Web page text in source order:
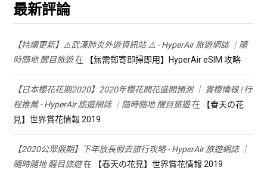
最新評論
【持續更新】⚠️武漢肺炎外遊資訊站 ⚠️ - HyperAir 旅遊網誌 ｜隨
時隨地 醒目旅遊在 【無需郵寄即掃即用】HyperAir eSIM 攻略
【日本櫻花花期2020】2020年櫻花開花盛開預測 ｜ 賞櫻情報 | 行
程推薦 - HyperAir 旅遊網誌 ｜隨時隨地 醒目旅遊在
【春天の花
見】世界賞花情報 2019
【2020公眾假期】下年放長假去旅行攻略 - HyperAir 旅遊網誌 ｜
隨時隨地 醒目旅遊在 【春天の花見】世界賞花情報 2019